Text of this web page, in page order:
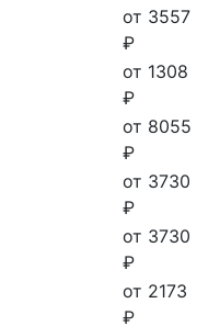
от 3557
₽
от 1308
₽
от 8055
₽
от 3730
₽
от 3730
₽
от 2173
₽